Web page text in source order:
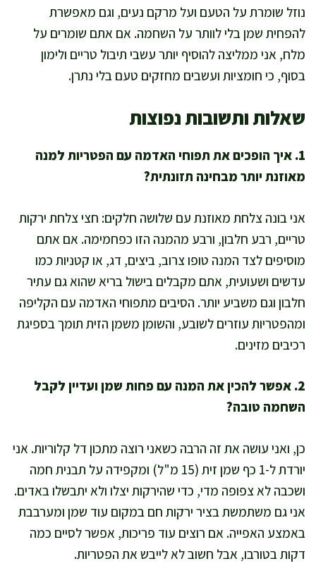
נוזל שומרת על הטעם ועל מרקם נעים, וגם מאפשרת
להפחית שמן בלי לוותר על השחמה. אם אתם שומרים על
מלח, אני ממליצה להוסיף יותר עשבי תיבול טריים ולימון
בסוף, כי חומציות ועשבים מחזקים טעם בלי נתרן.
שאלות ותשובות נפוצות
1. איך הופכים את תפוחי האדמה עם הפטריות למנה
מאוזנת יותר מבחינה תזונתית?
אני בונה צלחת מאוזנת עם שלושה חלקים: חצי צלחת ירקות
טריים, רבע חלבון, ורבע מהמנה הזו כפחמימה. אם אתם
מוסיפים לצד המנה טופו צרוב, ביצים, דג, או קטניות כמו
עדשים ושעועית, אתם מקבלים בישול בריא שהוא גם עתיר
חלבון וגם משביע יותר. הסיבים מתפוחי האדמה עם הקליפה
ומהפטריות עוזרים לשובע, והשומן משמן הזית תומך בספיגת
רכיבים מזינים.
2. אפשר להכין את המנה עם פחות שמן ועדיין לקבל
השחמה טובה?
כן, ואני עושה את זה הרבה כשאני רוצה מתכון דל קלוריות. אני
יורדת ל-1 כף שמן זית (15 מ"ל) ומקפידה על תבנית חמה
ושכבה לא צפופה מדי, כדי שהירקות יצלו ולא יתבשלו באדים.
אני גם משתמשת בציר ירקות חם במקום עוד שמן ומערבבת
באמצע האפייה. אם רוצים עוד פריכות, אפשר לסיים כמה
דקות בטורבו, אבל חשוב לא לייבש את הפטריות.